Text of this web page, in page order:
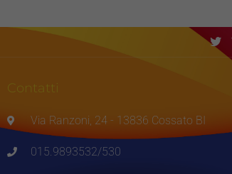
Contatti
Via Ranzoni, 24 - 13836 Cossato BI
015.9893532/530